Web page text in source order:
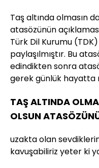
Taş altında olmasın
atasözünün
Türk Dil Kurumu
paylaşılmıştır. Bu
edindikten sonra
gerek günlük hayatta
TAŞ ALTINDA
OLSUN
uzakta olan
kavuşabiliriz yeter ki